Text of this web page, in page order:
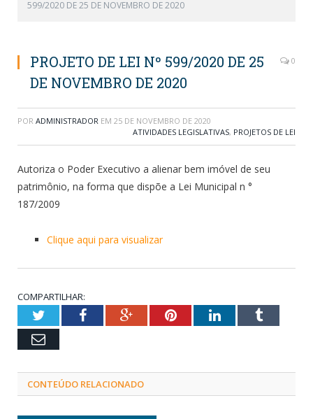
599/2020 DE 25 DE NOVEMBRO DE 2020
PROJETO DE LEI Nº 599/2020 DE 25
DE NOVEMBRO DE 2020
0
POR ADMINISTRADOR EM 25 DE NOVEMBRO DE 2020
ATIVIDADES LEGISLATIVAS, PROJETOS DE LEI
Autoriza o Poder Executivo a alienar bem imóvel de seu
patrimônio, na forma que dispõe a Lei Municipal n °
187/2009
Clique aqui para visualizar
COMPARTILHAR:
TwitterFacebookGoogle+PinterestLinkedInTumblr
Email
CONTEÚDO RELACIONADO